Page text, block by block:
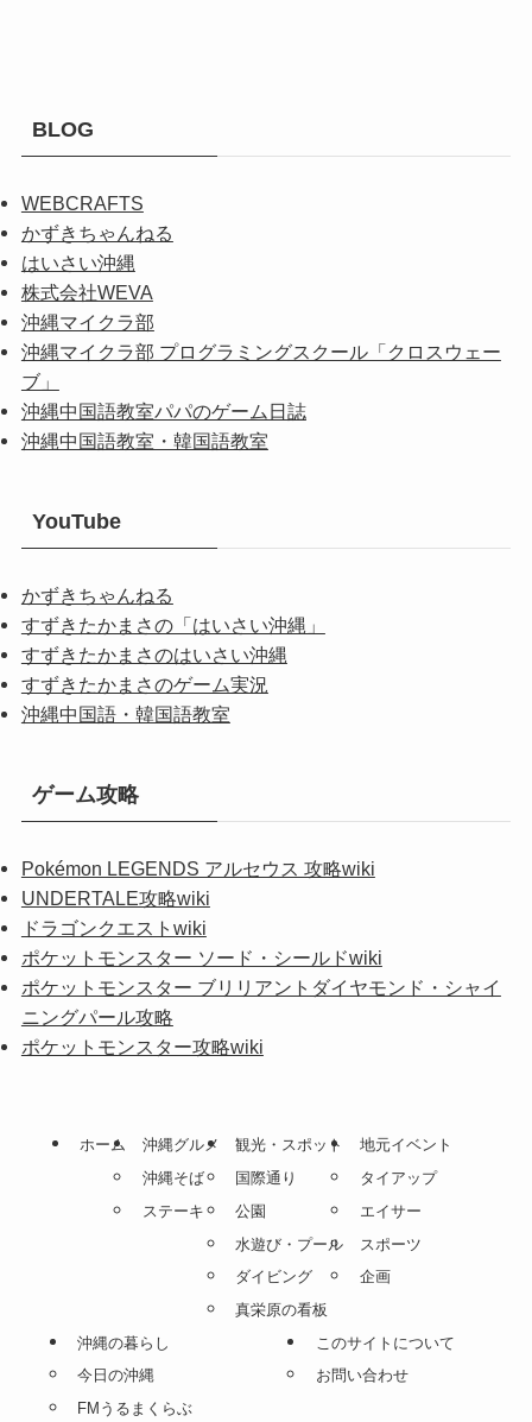
BLOG
WEBCRAFTS
かずきちゃんねる
はいさい沖縄
株式会社WEVA
沖縄マイクラ部
沖縄マイクラ部 プログラミングスクール「クロスウェー
ブ」
沖縄中国語教室パパのゲーム日誌
沖縄中国語教室・韓国語教室
YouTube
かずきちゃんねる
すずきたかまさの「はいさい沖縄」
すずきたかまさのはいさい沖縄
すずきたかまさのゲーム実況
沖縄中国語・韓国語教室
ゲーム攻略
Pokémon LEGENDS アルセウス 攻略wiki
UNDERTALE攻略wiki
ドラゴンクエストwiki
ポケットモンスター ソード・シールドwiki
ポケットモンスター ブリリアントダイヤモンド・シャイ
ニングパール攻略
ポケットモンスター攻略wiki
ホーム
沖縄グルメ
沖縄そば
ステーキ
観光・スポット
国際通り
公園
水遊び・プール
ダイビング
真栄原の看板
地元イベント
タイアップ
エイサー
スポーツ
企画
沖縄の暮らし
今日の沖縄
FMうるまくらぶ
このサイトについて
お問い合わせ